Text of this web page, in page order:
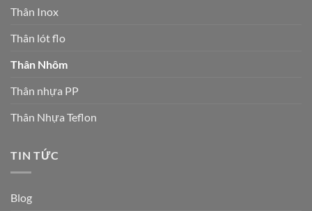
Thân Inox
Thân lót flo
Thân Nhôm
Thân nhựa PP
Thân Nhựa Teflon
TIN TỨC
Blog